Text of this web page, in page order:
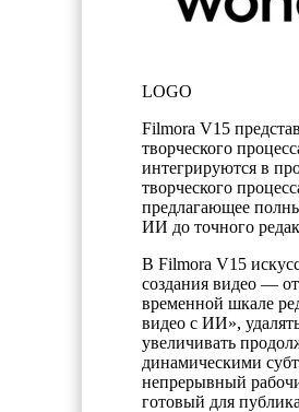
LOGO
Filmora V15
творческого
интегрируются в
творческого
предлагающее
ИИ до точного
В Filmora V15
создания видео —
временной шкале
видео с ИИ»,
увеличивать
динамическими
непрерывный
готовый для